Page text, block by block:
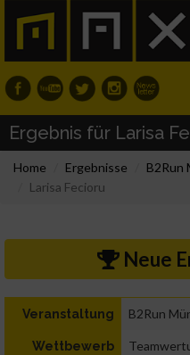
Ergebnis für Larisa
Home Ergebnisse B2Run
Larisa Fecioru
Neue
Veranstaltung B2Run
Wettbewerb